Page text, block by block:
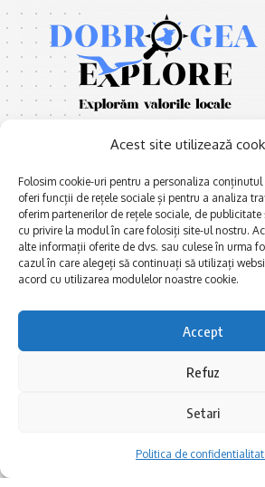
Acest site utilizează
Folosim cookie-uri pentru a personaliza
oferi funcții de rețele sociale și pentru a analiza
oferim partenerilor de rețele sociale, de
cu privire la modul în care folosiți site-ul nostru.
alte informații oferite de dvs. sau culese în urma
cazul în care alegeți să continuați să utilizați
acord cu utilizarea modulelor noastre cookie.
Accept
Refuz
Setari
Politica de
E xplorăm Dobrogea,
Explorăm valorile locale:
Deltă, Litoral, cele mai mari
biserici și mănăstiri, cele mai
FRUMOASE POVEȘTI.
Afaceri și